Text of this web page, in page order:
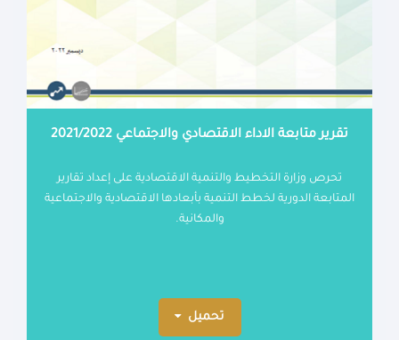
تقرير متابعة الاداء الاقتصادي والاجتماعي 2021/2022
تحرص وزارة التخطيط والتنمية الاقتصادية على إعداد تقارير
المتابعة الدورية لخطط التنمية بأبعادها الاقتصادية والاجتماعية
والمكانية.
تحميل